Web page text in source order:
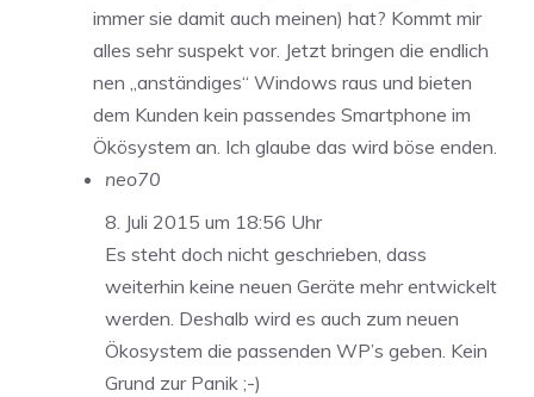
immer sie damit auch meinen) hat? Kommt mir
alles sehr suspekt vor. Jetzt bringen die endlich
nen „anständiges“ Windows raus und bieten
dem Kunden kein passendes Smartphone im
Ökösystem an. Ich glaube das wird böse enden.
neo70
8. Juli 2015 um 18:56 Uhr
Es steht doch nicht geschrieben, dass
weiterhin keine neuen Geräte mehr entwickelt
werden. Deshalb wird es auch zum neuen
Ökosystem die passenden WP’s geben. Kein
Grund zur Panik ;-)